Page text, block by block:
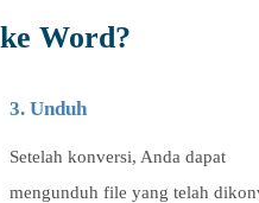
Word?
3. Unduh
Setelah konversi, Anda dapat
mengunduh file yang telah